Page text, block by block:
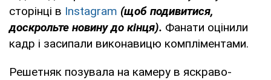
сторінці в Instagram (щоб подивитися,
доскрольте новину до кінця). Фанати оцінили
кадр і засипали виконавицю компліментами.
Решетняк позувала на камеру в яскраво-